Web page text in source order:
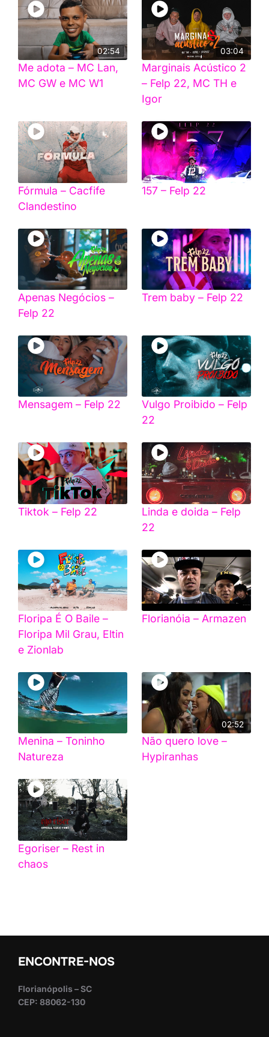
02:54
Me adota – MC Lan,
MC GW e MC W1
03:04
Marginais Acústico 2
– Felp 22, MC TH e
Igor
Fórmula – Cacfife
Clandestino
157 – Felp 22
Apenas Negócios –
Felp 22
Trem baby – Felp 22
Mensagem – Felp 22
Vulgo Proibido – Felp
22
Tiktok – Felp 22
Linda e doida – Felp
22
Floripa É O Baile –
Floripa Mil Grau, Eltin
e Zionlab
Florianóia – Armazen
Menina – Toninho
Natureza
02:52
Não quero love –
Hypiranhas
Egoriser – Rest in
chaos
ENCONTRE-NOS
Florianópolis – SC
CEP: 88062-130